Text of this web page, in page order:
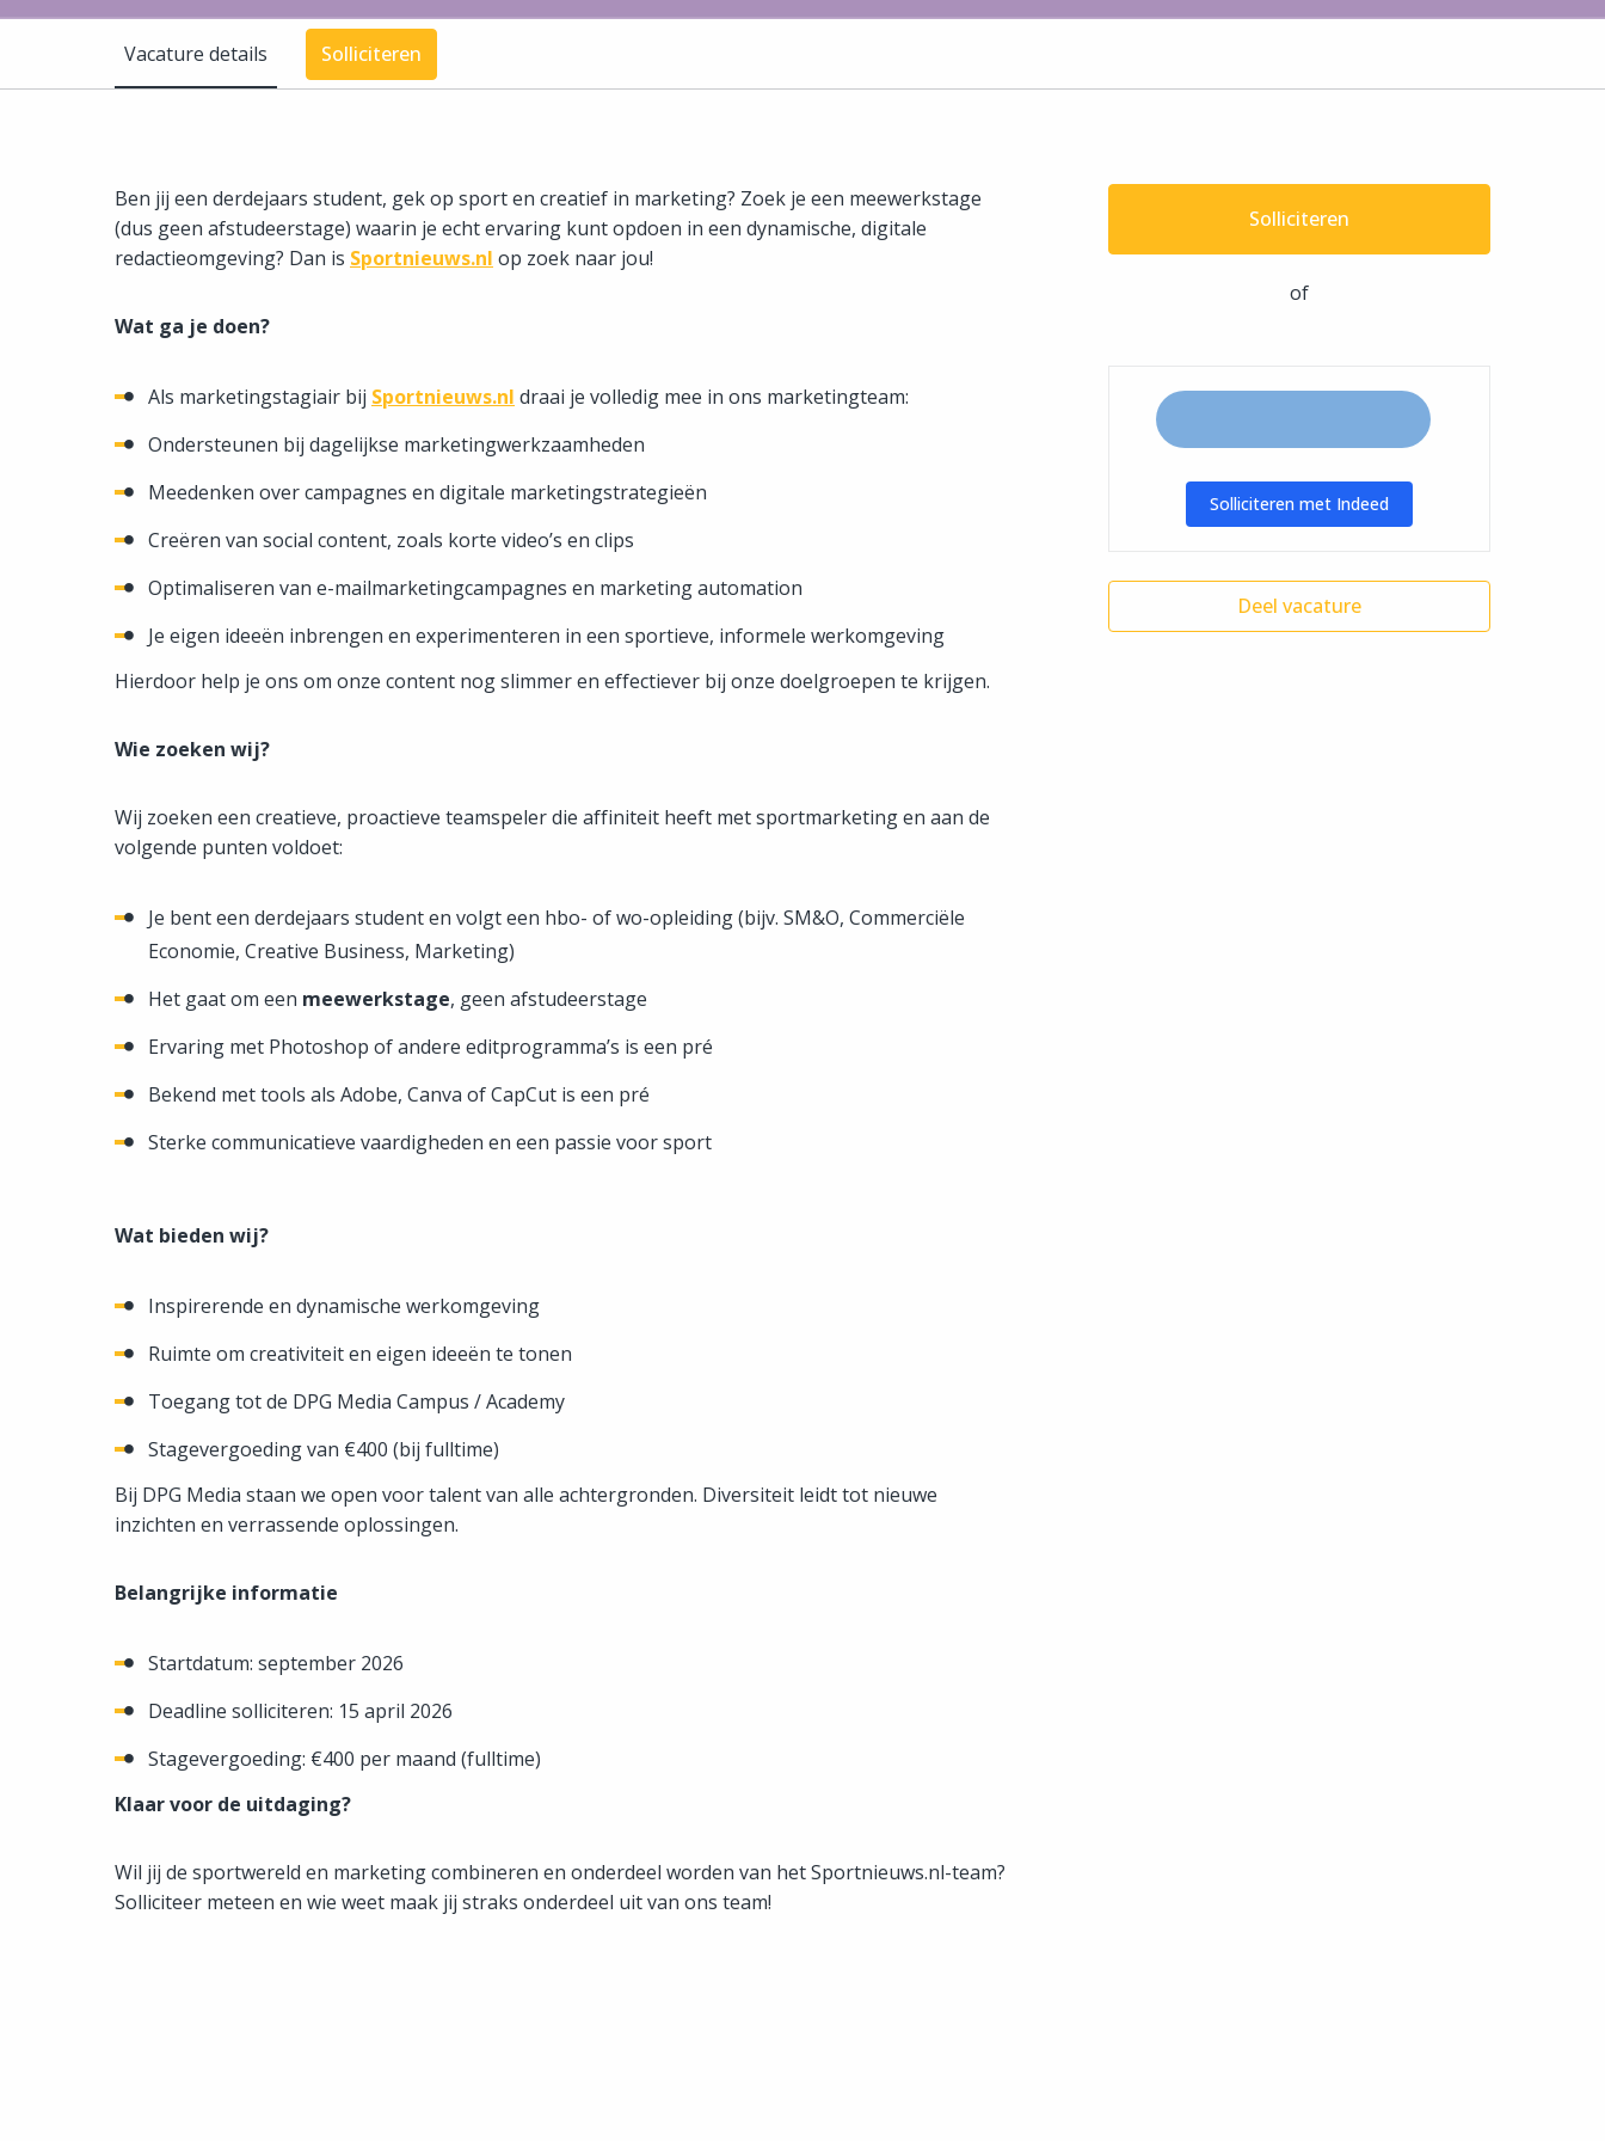
Vacature details Solliciteren
Ben jij een derdejaars student, gek op sport en creatief in marketing? Zoek je een meewerkstage
(dus geen afstudeerstage) waarin je echt ervaring kunt opdoen in een dynamische, digitale
redactieomgeving? Dan is Sportnieuws.nl op zoek naar jou!
Wat ga je doen?
Als marketingstagiair bij Sportnieuws.nl draai je volledig mee in ons marketingteam:
Ondersteunen bij dagelijkse marketingwerkzaamheden
Meedenken over campagnes en digitale marketingstrategieën
Creëren van social content, zoals korte video’s en clips
Optimaliseren van e-mailmarketingcampagnes en marketing automation
Je eigen ideeën inbrengen en experimenteren in een sportieve, informele werkomgeving
Hierdoor help je ons om onze content nog slimmer en effectiever bij onze doelgroepen te krijgen.
Wie zoeken wij?
Wij zoeken een creatieve, proactieve teamspeler die affiniteit heeft met sportmarketing en aan de
volgende punten voldoet:
Je bent een derdejaars student en volgt een hbo- of wo-opleiding (bijv. SM&O, Commerciële
Economie, Creative Business, Marketing)
Het gaat om een meewerkstage, geen afstudeerstage
Ervaring met Photoshop of andere editprogramma’s is een pré
Bekend met tools als Adobe, Canva of CapCut is een pré
Sterke communicatieve vaardigheden en een passie voor sport
Wat bieden wij?
Inspirerende en dynamische werkomgeving
Ruimte om creativiteit en eigen ideeën te tonen
Toegang tot de DPG Media Campus / Academy
Stagevergoeding van €400 (bij fulltime)
Bij DPG Media staan we open voor talent van alle achtergronden. Diversiteit leidt tot nieuwe
inzichten en verrassende oplossingen.
Belangrijke informatie
Startdatum: september 2026
Deadline solliciteren: 15 april 2026
Stagevergoeding: €400 per maand (fulltime)
Klaar voor de uitdaging?
Wil jij de sportwereld en marketing combineren en onderdeel worden van het Sportnieuws.nl-team?
Solliciteer meteen en wie weet maak jij straks onderdeel uit van ons team!
Solliciteren
of
Solliciteren met Indeed
Deel vacature